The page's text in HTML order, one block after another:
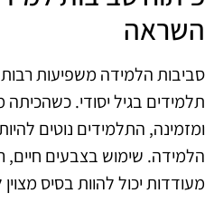
השראה
סביבות הלמידה משפיעות
תלמידים בגיל יסודי.
ומזמינה, התלמידים נוטים
הלמידה. שימוש בצבעים חיים,
מעודדות יכול להוות בסיס